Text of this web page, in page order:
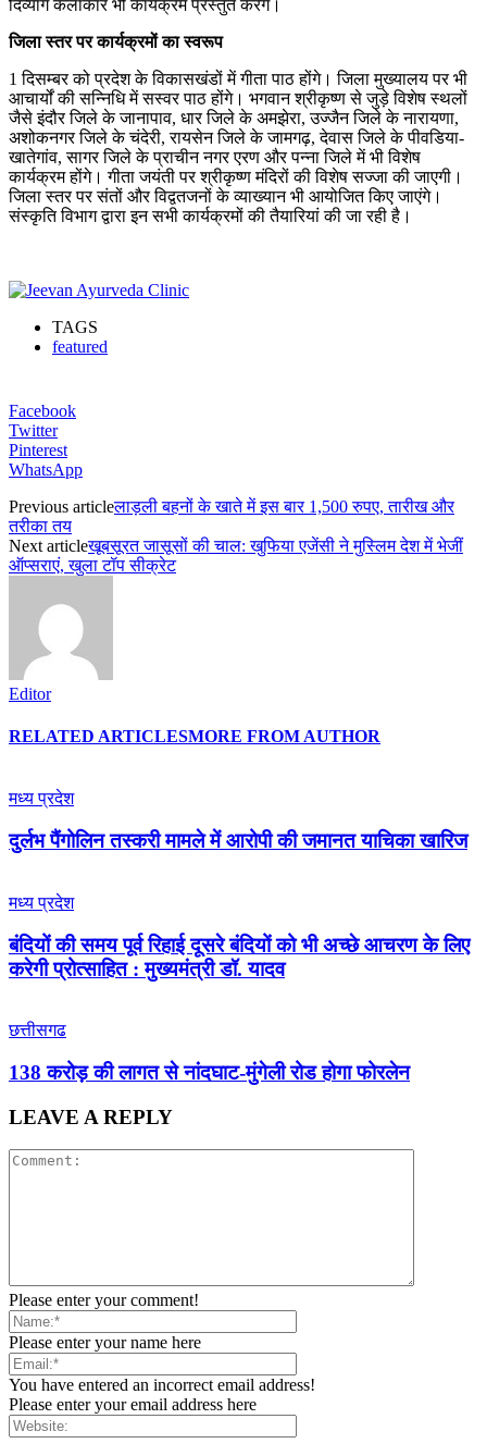
दिव्यांग कलाकार भी कार्यक्रम प्रस्तुत करेंगे।
जिला स्तर पर कार्यक्रमों का स्वरूप
1 दिसम्बर को प्रदेश के विकासखंडों में गीता पाठ होंगे। जिला मुख्यालय पर भी
आचार्यों की सन्निधि में सस्वर पाठ होंगे। भगवान श्रीकृष्ण से जुड़े विशेष स्थलों
जैसे इंदौर जिले के जानापाव, धार जिले के अमझेरा, उज्जैन जिले के नारायणा,
अशोकनगर जिले के चंदेरी, रायसेन जिले के जामगढ़, देवास जिले के पीवडिया-
खातेगांव, सागर जिले के प्राचीन नगर एरण और पन्ना जिले में भी विशेष
कार्यक्रम होंगे। गीता जयंती पर श्रीकृष्ण मंदिरों की विशेष सज्जा की जाएगी।
जिला स्तर पर संतों और विद्वतजनों के व्याख्यान भी आयोजित किए जाएंगे।
संस्कृति विभाग द्वारा इन सभी कार्यक्रमों की तैयारियां की जा रही है।
TAGS
featured
Facebook
Twitter
Pinterest
WhatsApp
Previous articleलाड़ली बहनों के खाते में इस बार 1,500 रुपए, तारीख और
तरीका तय
Next articleखूबसूरत जासूसों की चाल: खुफिया एजेंसी ने मुस्लिम देश में भेजीं
ऑप्सराएं, खुला टॉप सीक्रेट
Editor
RELATED ARTICLESMORE FROM AUTHOR
मध्य प्रदेश
दुर्लभ पैंगोलिन तस्करी मामले में आरोपी की जमानत याचिका खारिज
मध्य प्रदेश
बंदियों की समय पूर्व रिहाई दूसरे बंदियों को भी अच्छे आचरण के लिए
करेगी प्रोत्साहित : मुख्यमंत्री डॉ. यादव
छत्तीसगढ
138 करोड़ की लागत से नांदघाट-मुंगेली रोड होगा फोरलेन
LEAVE A REPLY
Please enter your comment!
Please enter your name here
You have entered an incorrect email address!
Please enter your email address here